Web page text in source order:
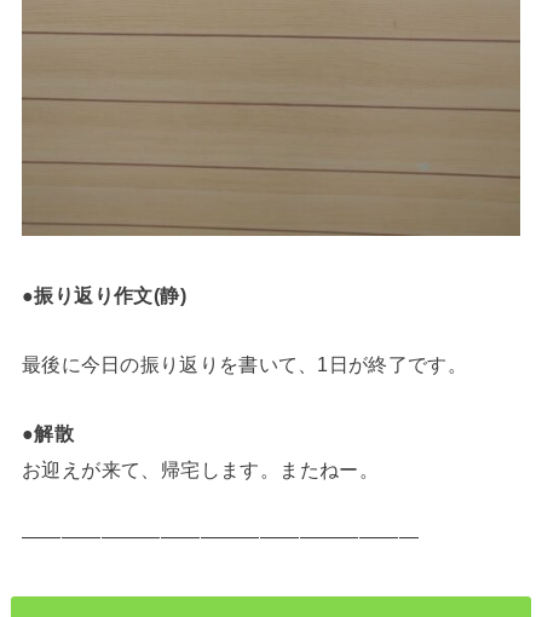
●振り返り作文(静)
最後に今日の振り返りを書いて、1日が終了です。
●解散
お迎えが来て、帰宅します。またねー。
————————————————————